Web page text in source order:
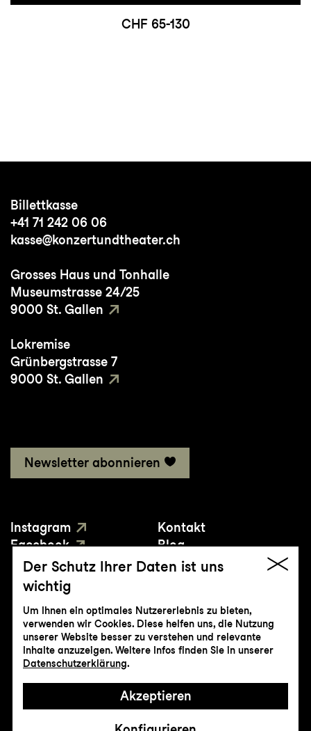
CHF 65-130
Billettkasse
+41 71 242 06 06
kasse@konzertundtheater.ch
Grosses Haus und Tonhalle
Museumstrasse 24/25
9000 St. Gallen
Lokremise
Grünbergstrasse 7
9000 St. Gallen
Newsletter abonnieren
Instagram
Facebook
YouTube
Kontakt
Blog
Presse
© Genossenschaft Konzert und Theater
St.Gallen
Impressum
Datenschutz AGB Intranet
Der Schutz Ihrer Daten ist uns
wichtig
Um Ihnen ein optimales Nutzererlebnis zu bieten,
verwenden wir Cookies. Diese helfen uns, die Nutzung
unserer Website besser zu verstehen und relevante
Inhalte anzuzeigen. Weitere Infos finden Sie in unserer
Datenschutzerklärung.
Akzeptieren